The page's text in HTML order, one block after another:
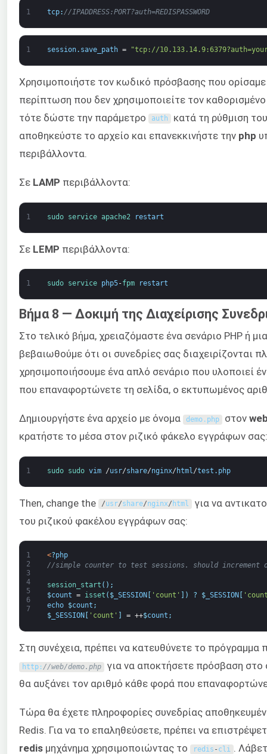
1 tcp: //IPADDRESS:PORT?auth=REDISPASSWORD
1 session. save_path = "tcp://
Χρησιμοποιήστε τον κωδικό πρόσβασης που
περίπτωση που δεν χρησιμοποιείτε τον
τότε δώστε την παράμετρο
auth κατά τη ρύθμιση
αποθηκεύστε το αρχείο και επανεκκινήστε την php
περιβάλλοντα.
Σε LAMP περιβάλλοντα:
1 sudo service apache2 restart
Σε LEMP περιβάλλοντα:
1 sudo service php5-fpm restart
Βήμα 8 — Δοκιμή της Διαχείρισης
Στο τελικό βήμα, χρειαζόμαστε ένα σενάριο PHP ή
βεβαιωθούμε ότι οι συνεδρίες σας διαχειρίζονται
χρησιμοποιήσουμε ένα απλό σενάριο που υλοποιεί
που επαναφορτώνετε τη σελίδα, ο εκτυπωμένος
Δημιουργήστε ένα αρχείο με όνομα demo. php στον
κρατήστε το μέσα στον ριζικό φάκελο εγγράφων σας:
1 sudo sudo vim /usr/share/nginx/ html /test . php
Then, change the /usr/share/nginx/ html για να
του ριζικού φακέλου εγγράφων σας:
1
2
3
4
5
6
7
<?php
//simple counter to test sessions. should increment
session_start ( ) ;
$count = isset ( $_SESSION 'count' ) ? $_SESSION
echo
$count ;
$_SESSION[ 'count' ] = ++$count ;
Στη συνέχεια, πρέπει να κατευθύνετε το πρόγραμμα
http: //web/demo.php για να αποκτήσετε πρόσβαση στο
θα αυξάνει τον αριθμό κάθε φορά που
Τώρα θα έχετε πληροφορίες συνεδρίας
Redis. Για να το επαληθεύσετε, πρέπει να
redis μηχάνημα χρησιμοποιώντας το redis - cli .